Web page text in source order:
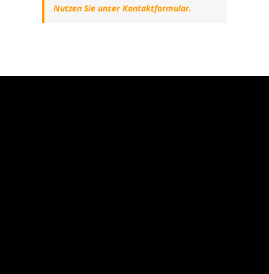
Nutzen Sie unser Kontaktformular.